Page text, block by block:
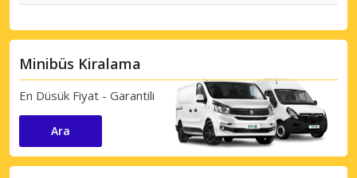
Minibüs Kiralama
En Düsük Fiyat - Garantili
Ara